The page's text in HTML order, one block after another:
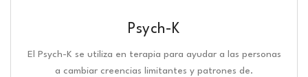
Psych-K
El Psych-K se utiliza en terapia para ayudar a las personas
a cambiar creencias limitantes y patrones de.